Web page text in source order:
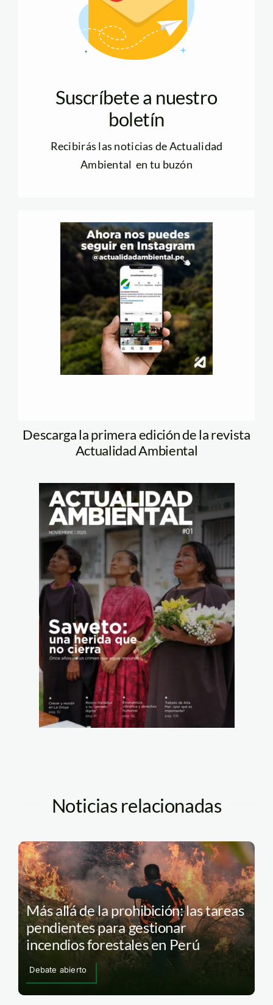
Suscríbete a nuestro
boletín
Recibirás las noticias de Actualidad
Ambiental en tu buzón
Descarga la primera edición de la revista
Actualidad Ambiental
Noticias relacionadas
Más allá de la prohibición: las tareas
pendientes para gestionar
incendios forestales en Perú
Debate abierto